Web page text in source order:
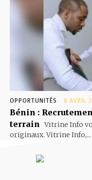
OPPORTUNITÉS 6 AVRIL
Bénin :
terrain Vitrine Info
originaux. Vitrine Info,...